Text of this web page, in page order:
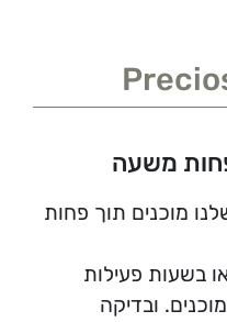
משעה
שלנו מוכנים תוך פחות
בשעות פעילות
ובדיקה